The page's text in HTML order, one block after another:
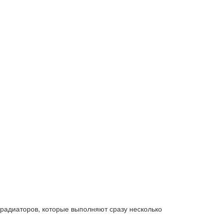
которые выполняют сразу несколько